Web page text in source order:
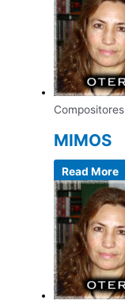
Compositores
MIMOS
Read More